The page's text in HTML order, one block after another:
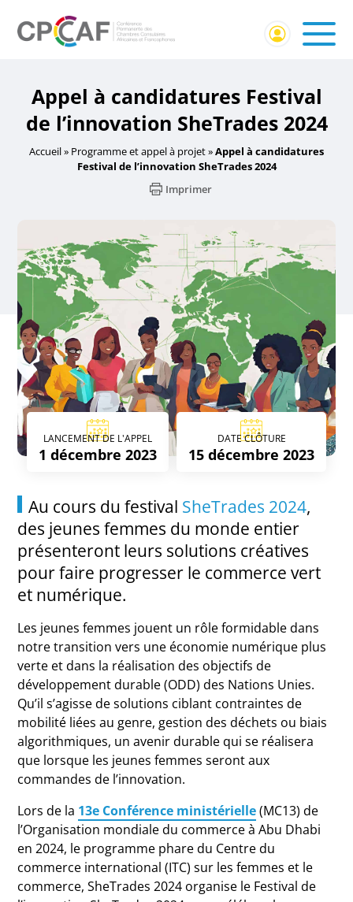
Appel à candidatures Festival
de l’innovation SheTrades 2024
Accueil» Programme et appel à projet»Appel à candidatures
Festival de l’innovation SheTrades 2024
Imprimer
LANCEMENT DE L'APPEL
1 décembre 2023
DATE CLÔTURE
15 décembre 2023
Au cours du festival SheTrades 2024,
des jeunes femmes du monde entier
présenteront leurs solutions créatives
pour faire progresser le commerce vert
et numérique.
Les jeunes femmes jouent un rôle formidable dans
notre transition vers une économie numérique plus
verte et dans la réalisation des objectifs de
développement durable (ODD) des Nations Unies.
Qu’il s’agisse de solutions ciblant contraintes de
mobilité liées au genre, gestion des déchets ou biais
algorithmiques, un avenir durable qui se réalisera
que lorsque les jeunes femmes seront aux
commandes de l’innovation.
Lors de la 13e Conférence ministérielle(MC13) de
l’Organisation mondiale du commerce à Abu Dhabi
en 2024, le programme phare du Centre du
commerce international (ITC) sur les femmes et le
commerce, SheTrades 2024 organise le Festival de